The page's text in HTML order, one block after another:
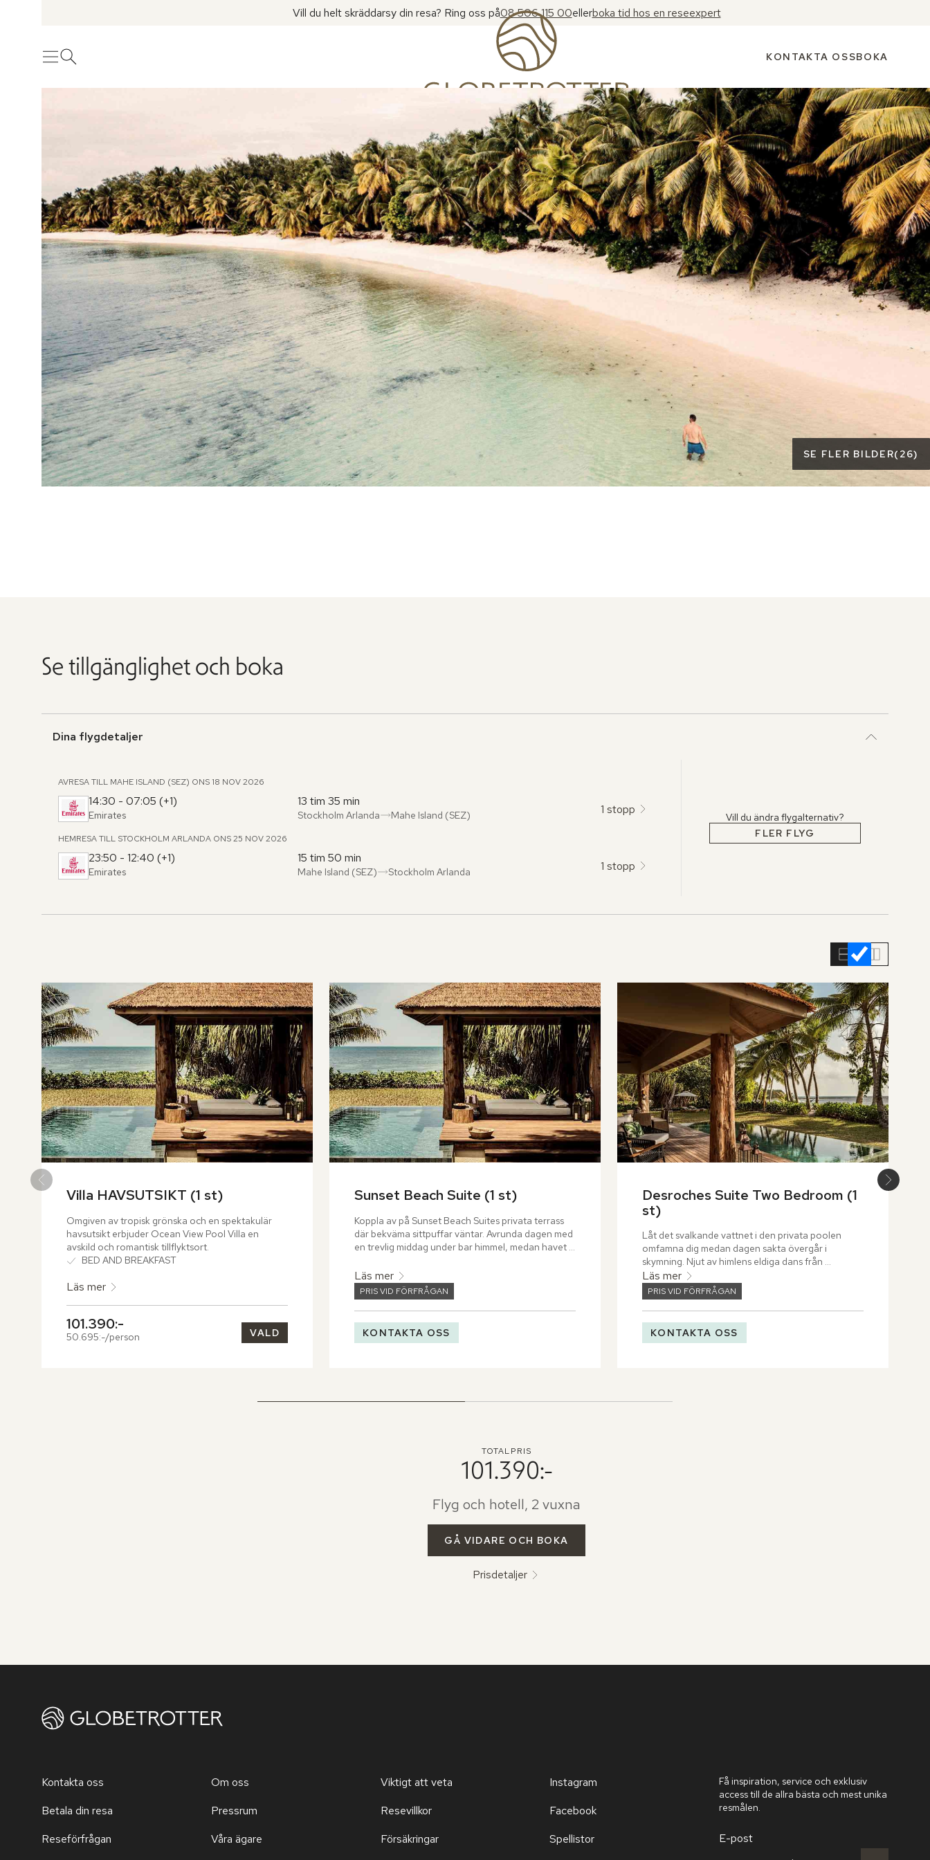
Vill du helt skräddarsy din resa? Ring oss på08 506 115 00ellerboka tid hos en reseexpert
MenyÖppna sök KONTAKTA OSSBOKA
Se fler bilder
SE FLER BILDER(26)
Se tillgänglighet och boka
Dina flygdetaljer
AVRESA TILL MAHE ISLAND (SEZ) ONS 18 NOV 2026
14:30 - 07:05 (+1)
Emirates
13 tim 35 min
Från:
Stockholm Arlanda
,till: Mahe Island (SEZ) 1 stopp
HEMRESA TILL STOCKHOLM ARLANDA ONS 25 NOV 2026
23:50 - 12:40 (+1)
Emirates
15 tim 50 min
Från:
Mahe Island (SEZ)
,till: Stockholm Arlanda 1 stopp
Vill du ändra flygalternativ?
FLER FLYG
Villa HAVSUTSIKT (1 st)
Omgiven av tropisk grönska och en spektakulär
havsutsikt erbjuder Ocean View Pool Villa en
avskild och romantisk tillflyktsort.
BED AND BREAKFAST
Läs mer
101.390:-
50.695:-/person VALD
Sunset Beach Suite (1 st)
Koppla av på Sunset Beach Suites privata terrass
där bekväma sittpuffar väntar. Avrunda dagen med
en trevlig middag under bar himmel, medan havet
Läs mer
PRIS VID FÖRFRÅGAN
KONTAKTA OSS
Desroches Suite Two Bedroom (1
st)
Låt det svalkande vattnet i den privata poolen
omfamna dig medan dagen sakta övergår i
skymning. Njut av himlens eldiga dans från
terrassen, eller ta trappan upp till den avskilda
balkongen där du beundrar Indiska oceanens
oändliga blå.
Läs mer
PRIS VID FÖRFRÅGAN
KONTAKTA OSS
TOTALPRIS
101.390:-
Flyg och hotell, 2 vuxna
GÅ VIDARE OCH BOKA
Prisdetaljer
Kontakta oss
Betala din resa
Reseförfrågan
Om oss
Pressrum
Våra ägare
Viktigt att veta
Resevillkor
Försäkringar
Instagram
Facebook
Spellistor
Få inspiration, service och exklusiv
access till de allra bästa och mest unika
resmålen.
E-post